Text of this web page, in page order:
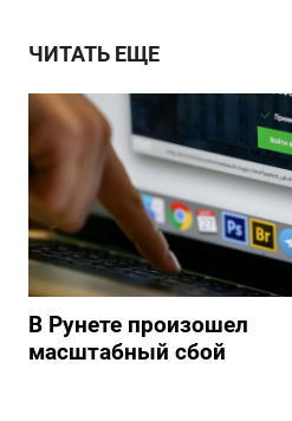
ЧИТАТЬ ЕЩЕ
В Рунете произошел
масштабный сбой